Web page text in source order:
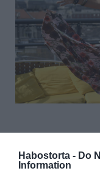
Habostorta - Do
Information
– Nap mint nap